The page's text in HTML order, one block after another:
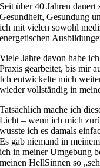
Seit über 40 Jahren
Gesundheit, Gesundung
ich mit vielen sowohl
energetischen
Viele Jahre davon habe
Praxis gearbeitet, bis mir
Ich entwickelte mich
wieder vollständig in
Tatsächlich mache ich
Licht – wenn ich mich
wusste ich es damals
Es gab niemand in
ich in meiner Umgebung
meinen HellSinnen so